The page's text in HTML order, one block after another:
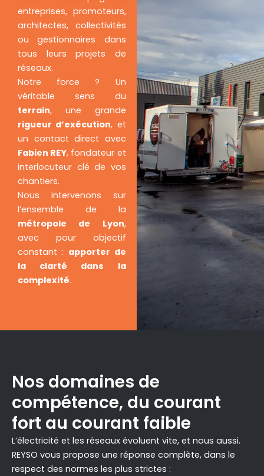
entreprises, promoteurs,
architectes, collectivités
ou gestionnaires dans
tous leurs projets de
réseaux.
Notre force ? Un
véritable sens du
terrain, une grande
rigueur d’exécution, et
un contact direct avec
Fabien REY, fondateur et
interlocuteur clé de vos
chantiers.
Nous intervenons sur
l’ensemble de la
métropole de Lyon,
avec pour objectif
constant : apporter de
la clarté dans la
complexité.
Nos domaines de
compétence, du courant
fort au courant faible
L’électricité et les réseaux évoluent vite, et nous aussi.
REYSO vous propose une réponse complète, dans le
respect des normes les plus strictes :